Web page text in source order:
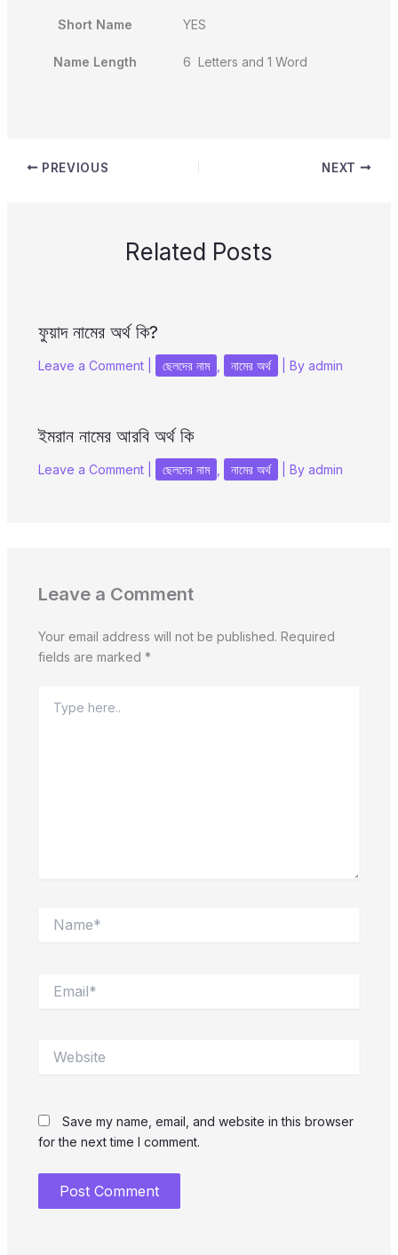
Short Name YES
Name Length 6 Letters and 1 Word
PREVIOUS NEXT
Related Posts
ফুয়াদ নামের অর্থ কি?
Leave a Comment ছেলদের নাম নামের অর্থ | By admin
ইমরান নামের আরবি অর্থ কি
Leave a Comment ছেলদের নাম নামের অর্থ | By admin
Leave a Comment
Your email address will not be published. Required
fields are marked *
here..
Save my name, email, and website in this browser
for the next time I comment.